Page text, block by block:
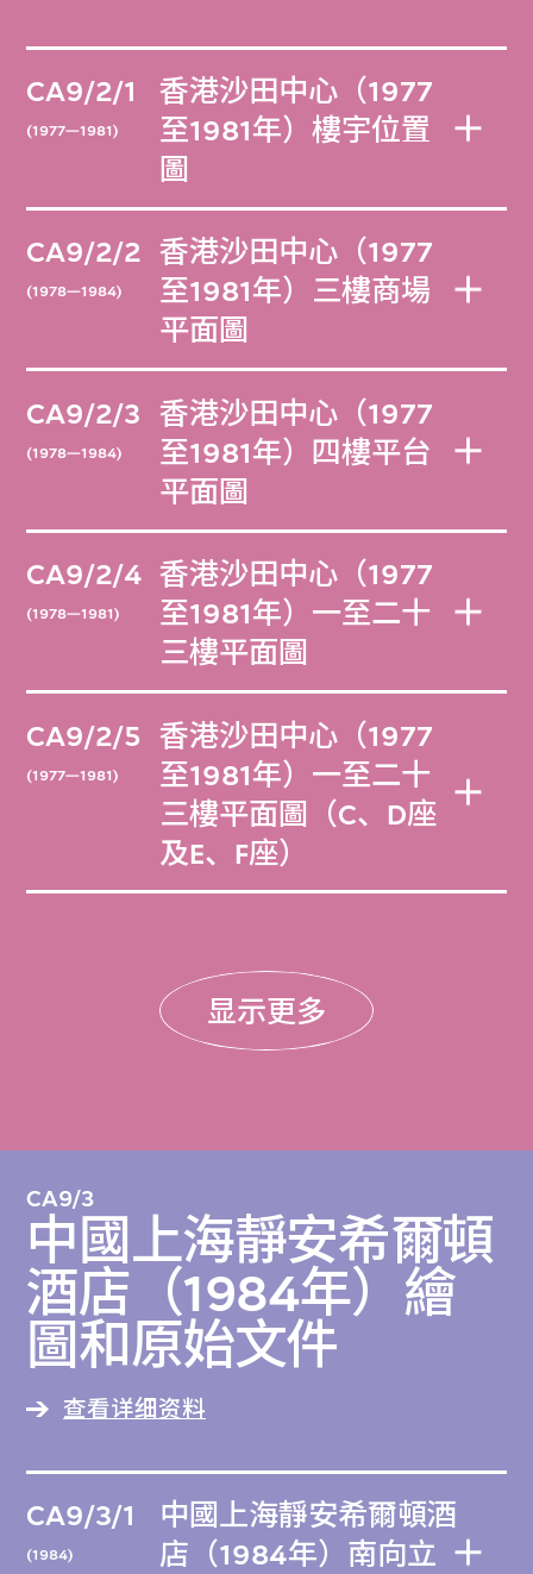
CA9/2/1
(1977—1981)
香港沙田中心（1977
至1981年）樓宇位置
圖
CA9/2/2
(1978—1984)
香港沙田中心（1977
至1981年）三樓商場
平面圖
CA9/2/3
(1978—1984)
香港沙田中心（1977
至1981年）四樓平台
平面圖
CA9/2/4
(1978—1981)
香港沙田中心（1977
至1981年）一至二十
三樓平面圖
CA9/2/5
(1977—1981)
香港沙田中心（1977
至1981年）一至二十
三樓平面圖（C、D座
及E、F座）
显示更多
CA9/3
中國上海靜安希爾頓
酒店（1984年）繪
圖和原始文件
查看详细资料
CA9/3/1
(1984)
中國上海靜安希爾頓酒
店（1984年）南向立